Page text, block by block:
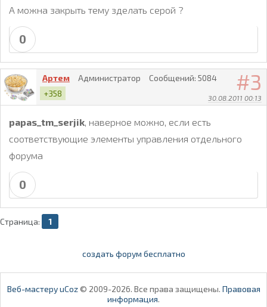
А можна закрыть тему зделать серой ?
0
3
30.08.2011 00:13
Артем Администратор Сообщений: 5084
+358
papas_tm_serjik, наверное можно, если есть
соответствующие элементы управления отдельного
форума
0
Страница: 1
создать форум бесплатно
Веб-мастеру uCoz© 2009-2026. Все права защищены. Правовая
информация.